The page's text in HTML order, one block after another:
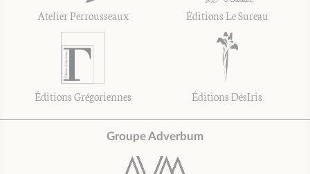
Atelier Perrousseaux Éditions Le Sureau
Éditions Grégoriennes Éditions DésIris
Groupe Adverbum